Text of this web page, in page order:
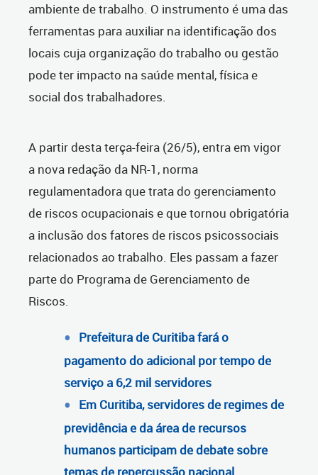
ambiente de trabalho. O instrumento é uma das
ferramentas para auxiliar na identificação dos
locais cuja organização do trabalho ou gestão
pode ter impacto na saúde mental, física e
social dos trabalhadores.
A partir desta terça-feira (26/5), entra em vigor
a nova redação da NR-1, norma
regulamentadora que trata do gerenciamento
de riscos ocupacionais e que tornou obrigatória
a inclusão dos fatores de riscos psicossociais
relacionados ao trabalho. Eles passam a fazer
parte do Programa de Gerenciamento de
Riscos.
Prefeitura de Curitiba fará o
pagamento do adicional por tempo de
serviço a 6,2 mil servidores
Em Curitiba, servidores de regimes de
previdência e da área de recursos
humanos participam de debate sobre